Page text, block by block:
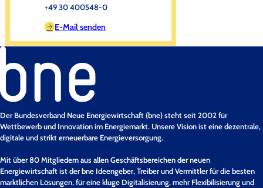
+49 30 400548-0
E-Mail senden
Der Bundesverband Neue Energiewirtschaft (bne) steht seit 2002 für
Wettbewerb und Innovation im Energiemarkt. Unsere Vision ist eine dezentrale,
digitale und strikt erneuerbare Energieversorgung.
Mit über 80 Mitgliedern aus allen Geschäftsbereichen der neuen
Energiewirtschaft ist der bne Ideengeber, Treiber und Vermittler für die besten
marktlichen Lösungen, für eine kluge Digitalisierung, mehr Flexibilisierung und